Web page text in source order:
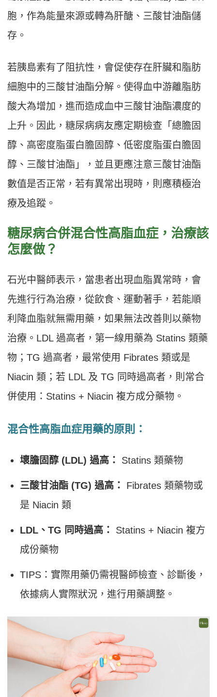
胞，作為能量來源或轉為肝醣、三酸甘油酯儲
存。
若胰島素有了阻抗性，會促使存在肝臟和脂肪
細胞中的三酸甘油酯分解。使得血中游離脂肪
酸大為增加，進而造成血中三酸甘油酯濃度的
上升。因此，糖尿病病友應定期檢查「總膽固
醇、高密度脂蛋白膽固醇、低密度脂蛋白膽固
醇、三酸甘油酯」，並且更應注意三酸甘油酯
數值是否正常，若有異常出現時，則應積極治
療及追蹤。
糖尿病合併混合性高脂血症，治療該
怎麼做？
石光中醫師表示，當患者出現血脂異常時，會
先進行行為治療，從飲食、運動著手，若能順
利降血脂就無需用藥，如果無法改善則以藥物
治療。LDL 過高者，第一線用藥為 Statins 類藥
物；TG 過高者，最常使用 Fibrates 類或是
Niacin 類；若 LDL 及 TG 同時過高者，則常合
併使用：Statins + Niacin 複方成分藥物。
混合性高脂血症用藥的原則：
壞膽固醇 (LDL) 過高： Statins 類藥物
三酸甘油酯 (TG) 過高：
Fibrates 類藥物或
是 Niacin 類
LDL、TG 同時過高：
Statins + Niacin 複方
成份藥物
TIPS：實際用藥仍需視醫師檢查、診斷後，
依據病人實際狀況，進行用藥調整。